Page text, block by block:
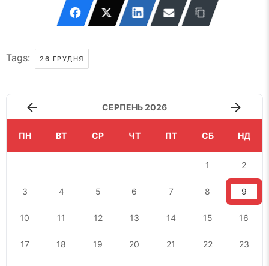
Tags: 26 ГРУДНЯ
СЕРПЕНЬ 2026
ПН ВТ СР ЧТ ПТ СБ НД
1 2
3 4 5 6 7 8 9
10 11 12 13 14 15 16
17 18 19 20 21 22 23